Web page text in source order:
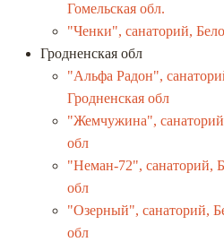
Гомельская обл.
"Ченки", санаторий,
Гродненская обл
"Альфа Радон",
Гродненская обл
"Жемчужина",
обл
"Неман-72", санаторий,
обл
"Озерный", санаторий,
обл